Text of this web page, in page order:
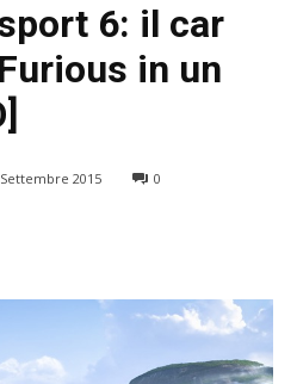
6: il car
in un
2015 0